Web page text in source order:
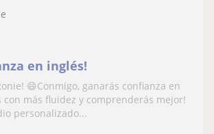
en inglés!
😄Conmigo, ganarás confianza en
con más fluidez y comprenderás mejor!
personalizado...